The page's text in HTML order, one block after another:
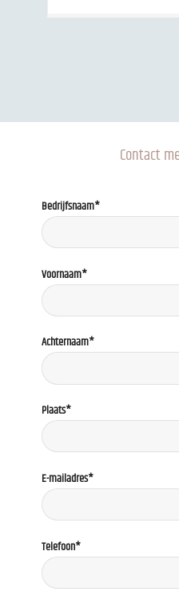
Contact
Bedrijfsnaam*
Voornaam*
Achternaam*
Plaats*
E-mailadres*
Telefoon*